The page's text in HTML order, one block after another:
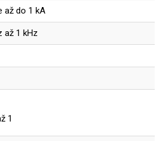
až do 1 kA
až 1 kHz
1